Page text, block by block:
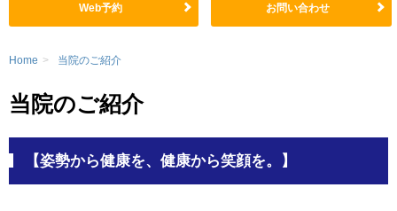
Web予約 お問い合わせ
Home > 当院のご紹介
当院のご紹介
【姿勢から健康を、健康から笑顔を。】